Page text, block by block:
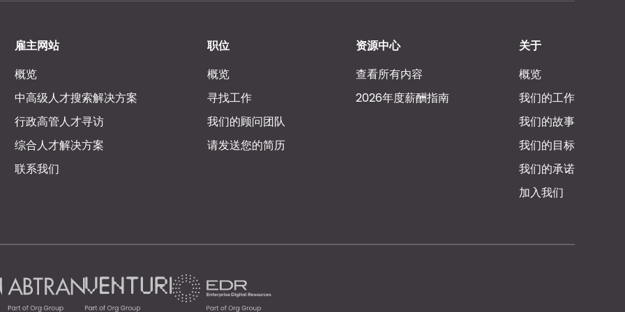
雇主网站
概览
中高级人才搜索解决方案
行政高管人才寻访
综合人才解决方案
联系我们
职位
概览
寻找工作
我们的顾问团队
请发送您的简历
资源中心
查看所有内容
2026年度薪酬指南
关于
概览
我们的工作
我们的故事
我们的目标
我们的承诺
加入我们